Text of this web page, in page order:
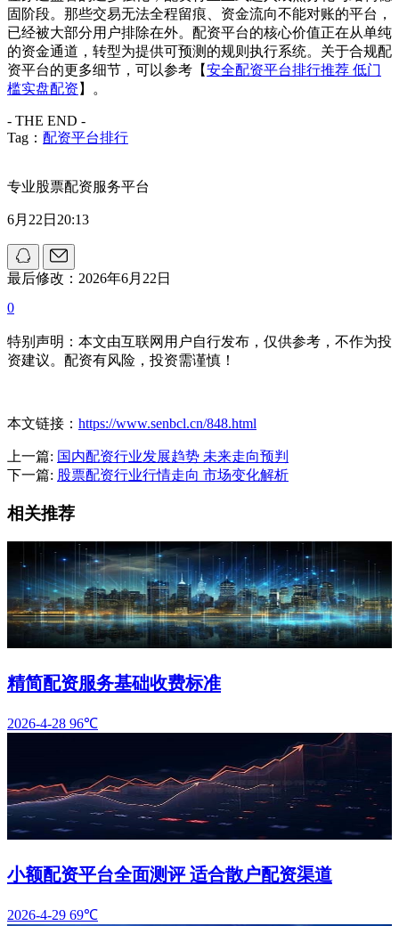
固阶段。那些交易无法全程留痕、资金流向不能对账的平台，
已经被大部分用户排除在外。配资平台的核心价值正在从单纯
的资金通道，转型为提供可预测的规则执行系统。关于合规配
资平台的更多细节，可以参考【安全配资平台排行推荐 低门
槛实盘配资 】。
- THE END -
Tag： 配资平台排行
专业股票配资服务平台
6月22日20:13
最后修改：2026年6月22日
0
特别声明：本文由互联网用户自行发布，仅供参考，不作为投
资建议。配资有风险，投资需谨慎！
本文链接： https://www.senbcl.cn/848.html
上一篇: 国内配资行业发展趋势 未来走向预判
下一篇: 股票配资行业行情走向 市场变化解析
相关推荐
精简配资服务基础收费标准
2026-4-28 96℃
小额配资平台全面测评 适合散户配资渠道
2026-4-29 69℃